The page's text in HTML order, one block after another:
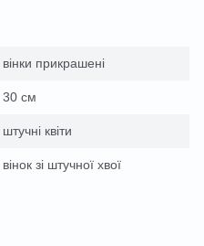
вінки прикрашені
30 см
штучні квіти
вінок зі штучної хвої